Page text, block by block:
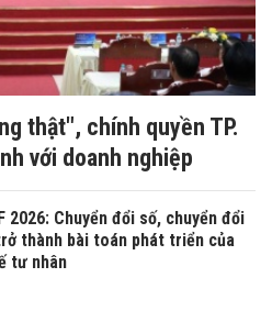
thật", chính quyền TP.
với doanh nghiệp
2026: Chuyển đổi số, chuyển đổi
thành bài toán phát triển của
tư nhân